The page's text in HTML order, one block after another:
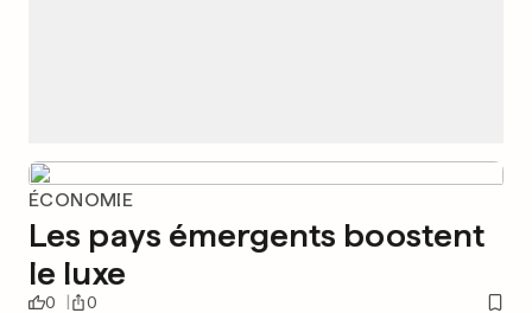
ÉCONOMIE
Les pays émergents boostent
le luxe
0 0